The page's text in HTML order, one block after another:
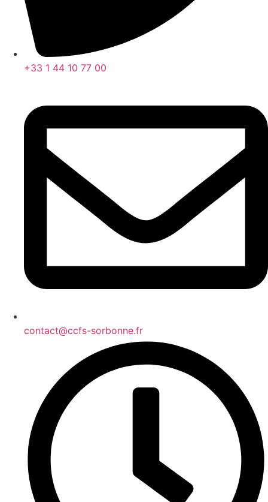
+33 1 44 10 77 00
contact@ccfs-sorbonne.fr